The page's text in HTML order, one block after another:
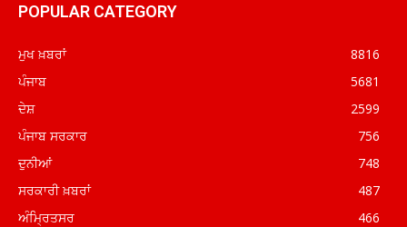
POPULAR CATEGORY
ਮੁਖ ਖ਼ਬਰਾਂ
8816
ਪੰਜਾਬ
5681
ਦੇਸ਼
2599
ਪੰਜਾਬ ਸਰਕਾਰ
756
ਦੁਨੀਆਂ
748
ਸਰਕਾਰੀ ਖ਼ਬਰਾਂ
487
ਅੰਮ੍ਰਿਤਸਰ
466